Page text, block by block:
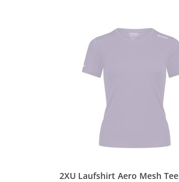
2XU Laufshirt Aero Mesh Tee